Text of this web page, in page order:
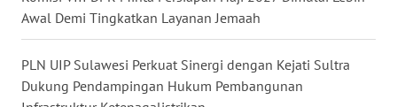
Awal Demi Tingkatkan Layanan Jemaah
PLN UIP Sulawesi Perkuat Sinergi dengan Kejati Sultra
Dukung Pendampingan Hukum Pembangunan
WN
LANGKAT